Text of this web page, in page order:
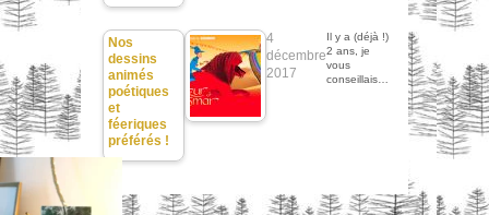
Nos
dessins
animés
poétiques
et
féeriques
préférés !
4
décembre
2017
Il y a (déjà !)
2 ans, je
vous
conseillais…